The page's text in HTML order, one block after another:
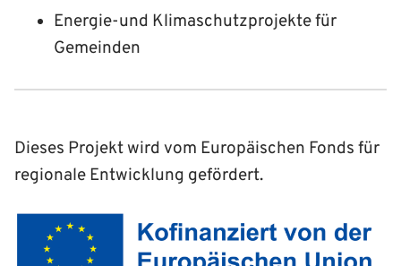
Energie-und Klimaschutzprojekte für
Gemeinden
Dieses Projekt wird vom Europäischen Fonds für
regionale Entwicklung gefördert.